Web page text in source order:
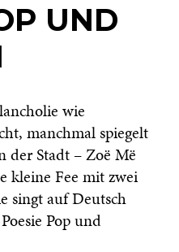
UND
wie
manchmal spiegelt
der Stadt – Zoë Më
kleine Fee mit zwei
singt auf Deutsch
Pop und